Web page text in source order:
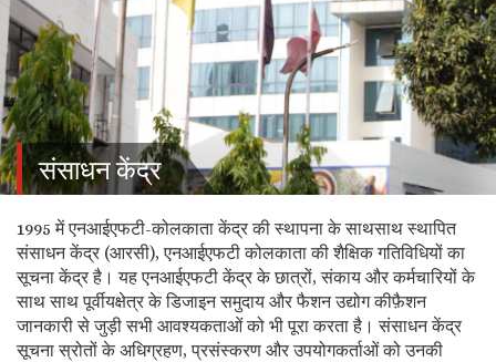
content
संसाधन केंद्र
1995 में एनआईएफटी-कोलकाता केंद्र की स्थापना के साथसाथ स्थापित
संसाधन केंद्र (आरसी), एनआईएफटी कोलकाता की शैक्षिक गतिविधियों का
सूचना केंद्र है। यह एनआईएफटी केंद्र के छात्रों, संकाय और कर्मचारियों के
साथ साथ पूर्वीयक्षेत्र के डिजाइन समुदाय और फैशन उद्योग कीफ़ैशन
जानकारी से जुड़ी सभी आवश्यकताओं को भी पूरा करता है। संसाधन केंद्र
सूचना स्रोतों के अधिग्रहण, प्रसंस्करण और उपयोगकर्ताओं को उनकी